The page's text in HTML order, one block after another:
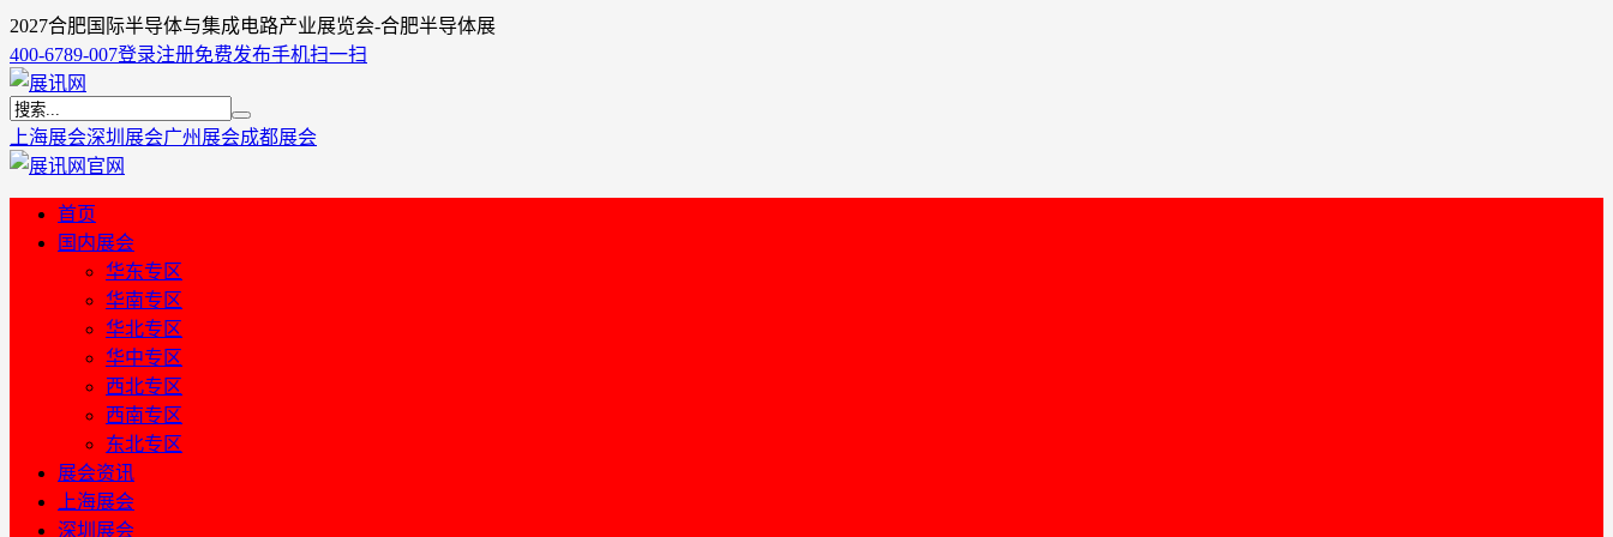
2027合肥国际半导体与集成电路产业展览会-合肥半导体展
400-6789-007登录注册免费发布手机扫一扫
上海展会深圳展会广州展会成都展会
首页
国内展会
华东专区
华南专区
华北专区
华中专区
西北专区
西南专区
东北专区
展会资讯
上海展会
深圳展会